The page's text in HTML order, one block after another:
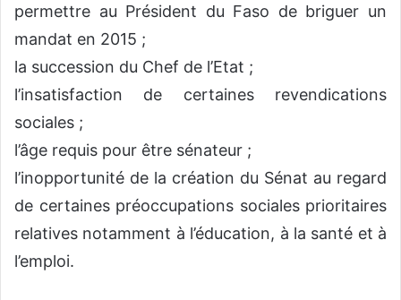
permettre au Président du Faso de briguer un
mandat en 2015 ;
la succession du Chef de l’Etat ;
l’insatisfaction de certaines revendications
sociales ;
l’âge requis pour être sénateur ;
l’inopportunité de la création du Sénat au regard
de certaines préoccupations sociales prioritaires
relatives notamment à l’éducation, à la santé et à
l’emploi.